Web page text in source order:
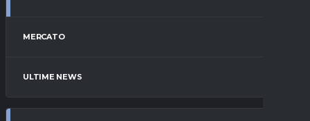
MERCATO
ULTIME NEWS